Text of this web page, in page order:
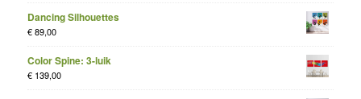
Dancing Silhouettes
€89,00
Color Spine: 3-luik
€139,00